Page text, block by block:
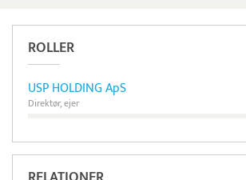
ROLLER
USP HOLDING ApS
Direktør, ejer